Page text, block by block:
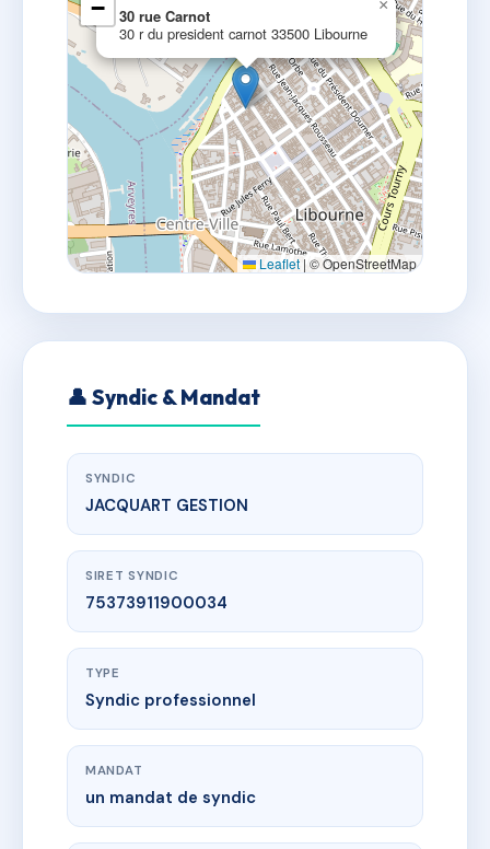
30 rue Carnot
30 r du president carnot 33500 Libourne
×
−
Leaflet | © OpenStreetMap
👤 Syndic & Mandat
SYNDIC
JACQUART GESTION
SIRET SYNDIC
75373911900034
TYPE
Syndic professionnel
MANDAT
un mandat de syndic